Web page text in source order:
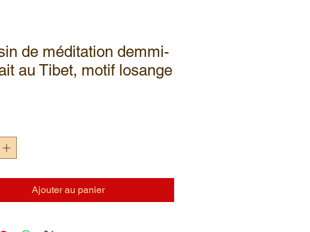
de méditation demmi-
au Tibet, motif losange
Ajouter au panier